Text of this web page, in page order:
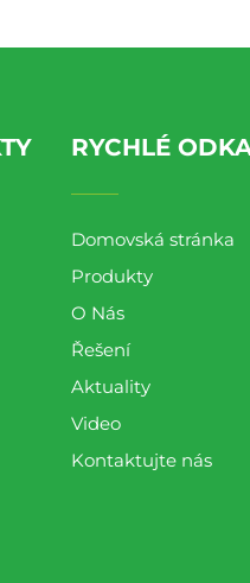
RYCHLÉ
Domovská stránka
Produkty
O Nás
Řešení
Aktuality
Video
Kontaktujte nás